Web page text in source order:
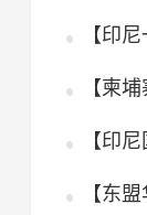
【印
【柬
【印
【东